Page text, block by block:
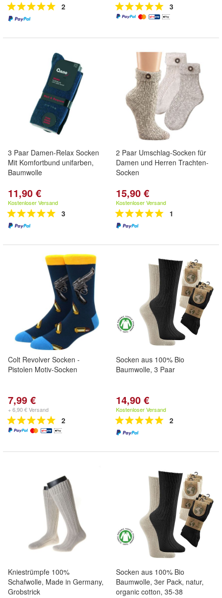
2 3
3 Paar Damen-Relax Socken
Mit Komfortbund unifarben,
Baumwolle
11,90 €
Kostenloser Versand
3
2 Paar Umschlag-Socken für
Damen und Herren Trachten-
Socken
15,90 €
Kostenloser Versand
1
Colt Revolver Socken -
Pistolen Motiv-Socken
7,99 €
+ 6,90 € Versand
2
Socken aus 100% Bio
Baumwolle, 3 Paar
14,90 €
Kostenloser Versand
2
Kniestrümpfe 100%
Schafwolle, Made in Germany,
Grobstrick
Socken aus 100% Bio
Baumwolle, 3er Pack, natur,
organic cotton, 35-38